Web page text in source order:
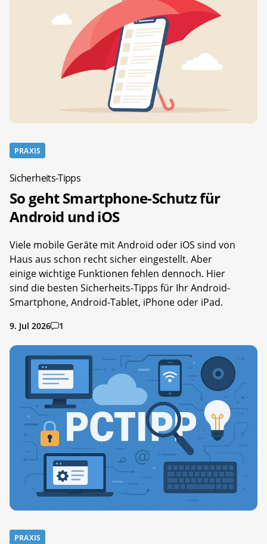
PRAXIS
Sicherheits-Tipps
So geht Smartphone-Schutz für
Android und iOS
Viele mobile Geräte mit Android oder iOS sind von
Haus aus schon recht sicher eingestellt. Aber
einige wichtige Funktionen fehlen dennoch. Hier
sind die besten Sicherheits-Tipps für Ihr Android-
Smartphone, Android-Tablet, iPhone oder iPad.
9. Jul 2026 1
PRAXIS